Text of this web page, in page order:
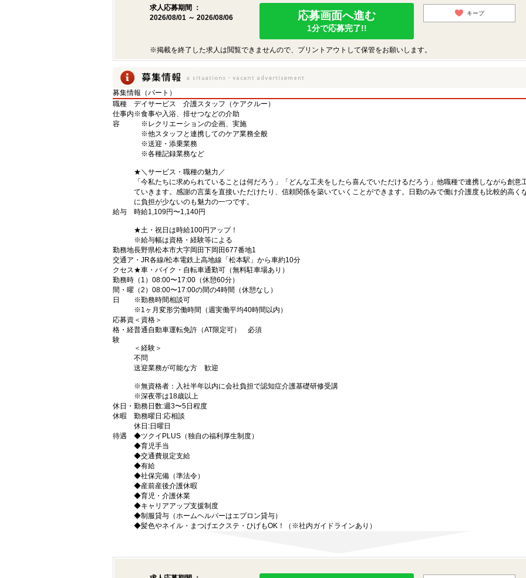
求人応募期間 ：
2026/08/01 ～ 2026/08/06
応募画面へ進む
1分で応募完了!!
キープ
※掲載を終了した求人は閲覧できませんので、プリントアウトして保管をお願いします。
募集情報（パート）
職種
デイサービス 介護スタッフ（ケアクルー）
仕事内
容
※食事や入浴、排せつなどの介助
※レクリエーションの企画、実施
※他スタッフと連携してのケア業務全般
※送迎・添乗業務
※各種記録業務など
★＼サービス・職種の魅力／
「今私たちに求められていることは何だろう」「どんな工夫をしたら喜んでいただけるだろう」他職種で連携しながら創意
ていきます。感謝の言葉を直接いただけたり、信頼関係を築いていくことができます。日勤のみで働け介護度も比較的高く
に負担が少ないのも魅力の一つです。
給与
時給1,109円〜1,140円
★土・祝日は時給100円アップ！
※給与幅は資格・経験等による
勤務地長野県松本市大字岡田下岡田677番地1
交通ア
クセス
・JR各線/松本電鉄上高地線「松本駅」から車約10分
★車・バイク・自転車通勤可（無料駐車場あり）
勤務時
間・曜
日
（1）08:00〜17:00（休憩60分）
（2）08:00〜17:00の間の4時間（休憩なし）
※勤務時間相談可
※1ヶ月変形労働時間（週実働平均40時間以内）
応募資
格・経
験
＜資格＞
普通自動車運転免許（AT限定可） 必須
＜経験＞
不問
送迎業務が可能な方 歓迎
※無資格者：入社半年以内に会社負担で認知症介護基礎研修受講
※深夜帯は18歳以上
休日・
休暇
勤務日数:週3〜5日程度
勤務曜日:応相談
休日:日曜日
待遇
◆ツクイPLUS（独自の福利厚生制度）
◆育児手当
◆交通費規定支給
◆有給
◆社保完備（準法令）
◆産前産後介護休暇
◆育児・介護休業
◆キャリアアップ支援制度
◆制服貸与（ホームヘルパーはエプロン貸与）
◆髪色やネイル・まつげエクステ・ひげもOK！（※社内ガイドラインあり）